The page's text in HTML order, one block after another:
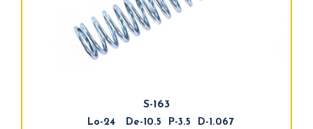
S-163
Lo-24 De-10.5 P-3.5 D-1.067